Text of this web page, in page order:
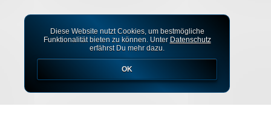
Diese Website nutzt Cookies, um bestmögliche
Funktionalität bieten zu können. Unter Datenschutz
erfährst Du mehr dazu.
OK